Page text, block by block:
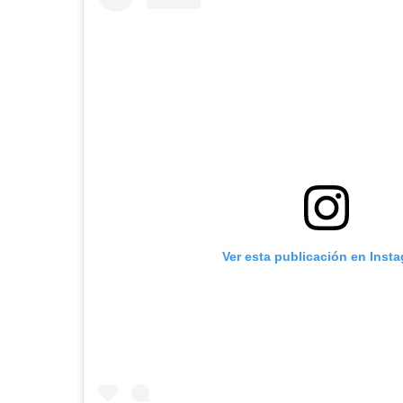
Ver esta publicación en